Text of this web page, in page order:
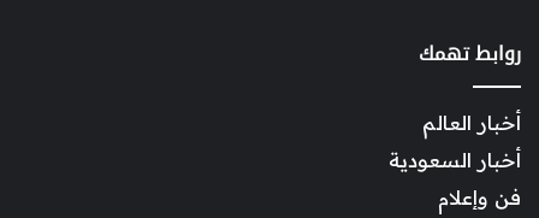
روابط تهمك
أخبار العالم
أخبار السعودية
فن وإعلام